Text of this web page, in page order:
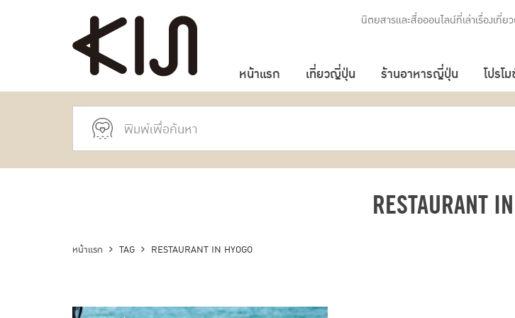
นิตยสารและสื่อออนไลน์ที่เล่าเรื่องเ
หน้าแรก เที่ยวญี่ปุ่น ร้านอาหารญี่ปุ่น โปรโ
RESTAURANT
หน้าแรก TAG RESTAURANT IN HYOGO